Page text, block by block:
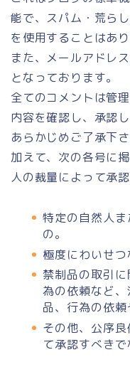
能で、スパム・荒ら
を使用することはあり
また、メールアドレ
となっております。
全てのコメントは管
内容を確認し、承認
あらかじめご了承下さ
加えて、次の各号に
人の裁量によって承
特定の自然人
の。
極度にわいせつ
禁制品の取引
為の依頼など
品、行為の依頼
その他、公序
て承認すべきで